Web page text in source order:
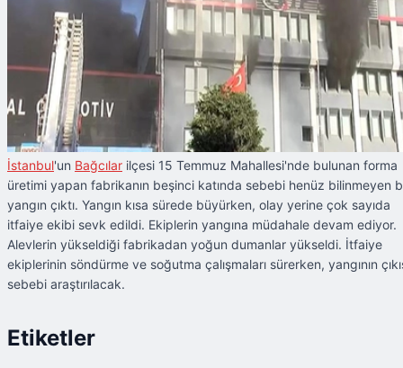
İstanbul'un Bağcılar ilçesi 15 Temmuz Mahallesi'nde bulunan forma
üretimi yapan fabrikanın beşinci katında sebebi henüz bilinmeyen
yangın çıktı. Yangın kısa sürede büyürken, olay yerine çok sayıda
itfaiye ekibi sevk edildi. Ekiplerin yangına müdahale devam ediyor.
Alevlerin yükseldiği fabrikadan yoğun dumanlar yükseldi. İtfaiye
ekiplerinin söndürme ve soğutma çalışmaları sürerken, yangının
sebebi araştırılacak.
Etiketler